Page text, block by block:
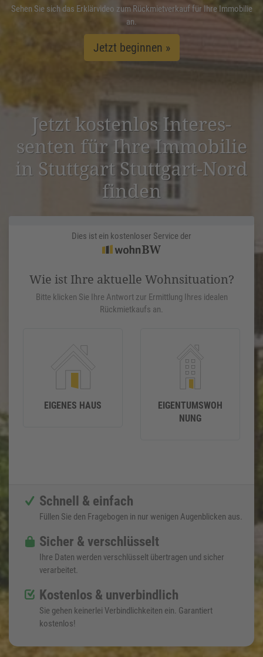
Sehen Sie sich das Erklärvideo zum Rückmietverkauf für Ihre Immobilie
an.
Jetzt beginnen »
Jetzt kostenlos Inter­es­
senten für Ihre Immobilie
in Stuttgart Stuttgart-Nord
finden
Dies ist ein kostenloser Service der
Wie ist Ihre aktuelle Wohnsituation?
Bitte klicken Sie Ihre Antwort zur Ermittlung Ihres idealen
Rückmietkaufs an.
EIGENES HAUS
EIGENTUMSWOH
NUNG
Schnell & einfach
Füllen Sie den Fragebogen in nur wenigen Augenblicken aus.
Sicher & verschlüsselt
Ihre Daten werden verschlüsselt übertragen und sicher
verarbeitet.
Kostenlos & unverbindlich
Sie gehen keinerlei Verbindlichkeiten ein. Garantiert
kostenlos!